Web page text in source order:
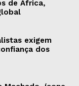
de África,
exigem
dos